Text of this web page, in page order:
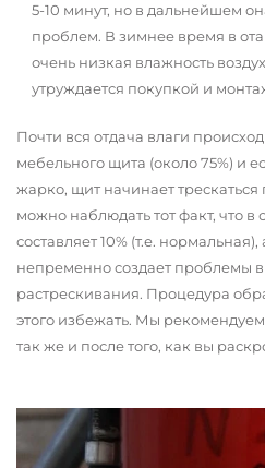
5-10 минут, но в дальнейшем
проблем. В зимнее время в
очень низкая влажность
утруждается покупкой и
Почти вся отдача влаги
мебельного щита (около 75%) и
жарко, щит начинает
можно наблюдать тот факт, что
составляет 10% (т.е. нормальная),
непременно создает проблемы
растрескивания. Процедура
этого избежать. Мы
так же и после того, как вы